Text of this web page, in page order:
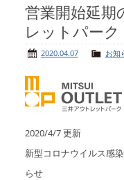
パーツ販売・アパレル商
ニュース＆トピックス
会社概要
アクセスマップ
お問い合わせ
営業開始延期
レットパー
2020.04.07 お知
2020/4/7 更新
新型コロナウイルス感
らせ